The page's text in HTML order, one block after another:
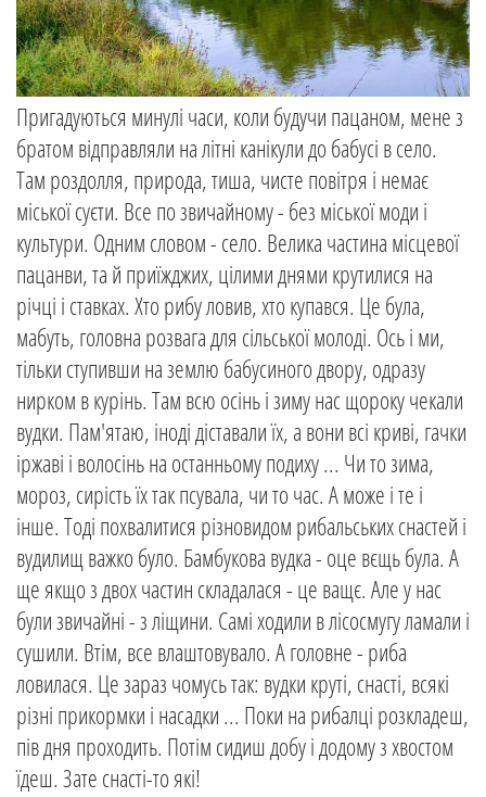
Пригадуються минулі часи, коли будучи пацаном, мене з
братом відправляли на літні канікули до бабусі в село.
Там роздолля, природа, тиша, чисте повітря і немає
міської суєти. Все по звичайному - без міської моди і
культури. Одним словом - село. Велика частина місцевої
пацанви, та й приїжджих, цілими днями крутилися на
річці і ставках. Хто рибу ловив, хто купався. Це була,
мабуть, головна розвага для сільської молоді. Ось і ми,
тільки ступивши на землю бабусиного двору, одразу
нирком в курінь. Там всю осінь і зиму нас щороку чекали
вудки. Пам'ятаю, іноді діставали їх, а вони всі криві, гачки
іржаві і волосінь на останньому подиху ... Чи то зима,
мороз, сирість їх так псувала, чи то час. А може і те і
інше. Тоді похвалитися різновидом рибальських снастей і
вудилищ важко було. Бамбукова вудка - оце вєщь була. А
ще якщо з двох частин складалася - це ващє. Але у нас
були звичайні - з ліщини. Самі ходили в лісосмугу ламали і
сушили. Втім, все влаштовувало. А головне - риба
ловилася. Це зараз чомусь так: вудки круті, снасті, всякі
різні прикормки і насадки ... Поки на рибалці розкладеш,
пів дня проходить. Потім сидиш добу і додому з хвостом
їдеш. Зате снасті-то які!